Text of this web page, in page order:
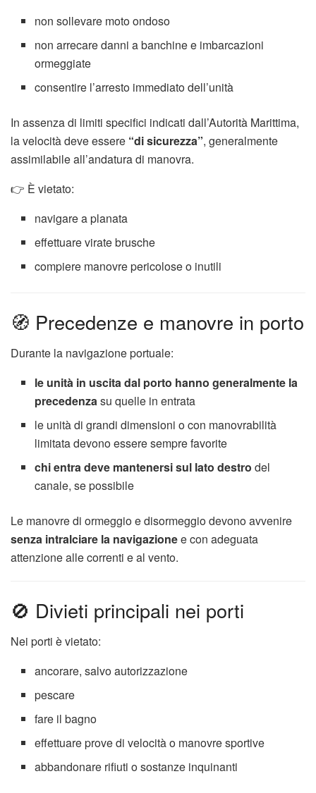
non sollevare moto ondoso
non arrecare danni a banchine e imbarcazioni
ormeggiate
consentire l’arresto immediato dell’unità
In assenza di limiti specifici indicati dall’Autorità Marittima,
la velocità deve essere “di sicurezza”, generalmente
assimilabile all’andatura di manovra.
👉 È vietato:
navigare a planata
effettuare virate brusche
compiere manovre pericolose o inutili
🧭 Precedenze e manovre in porto
Durante la navigazione portuale:
le unità in uscita dal porto hanno generalmente la
precedenzasu quelle in entrata
le unità di grandi dimensioni o con manovrabilità
limitata devono essere sempre favorite
chi entra deve mantenersi sul lato destro del
canale, se possibile
Le manovre di ormeggio e disormeggio devono avvenire
senza intralciare la navigazionee con adeguata
attenzione alle correnti e al vento.
🚫 Divieti principali nei porti
Nei porti è vietato:
ancorare, salvo autorizzazione
pescare
fare il bagno
effettuare prove di velocità o manovre sportive
abbandonare rifiuti o sostanze inquinanti